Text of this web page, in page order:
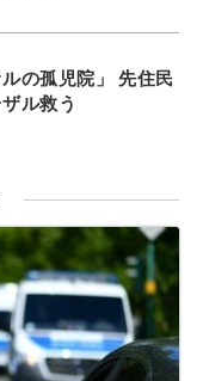
の孤児院」 先住民
ル救う